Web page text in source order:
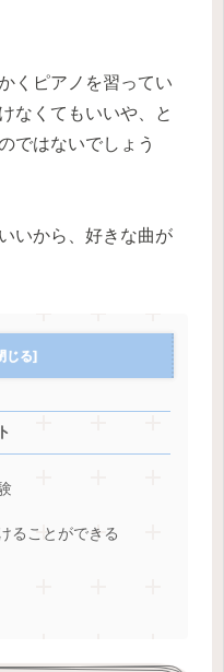
くピアノを習ってい
なくてもいいや、と
ではないでしょう
いから、好きな曲が
ることができる